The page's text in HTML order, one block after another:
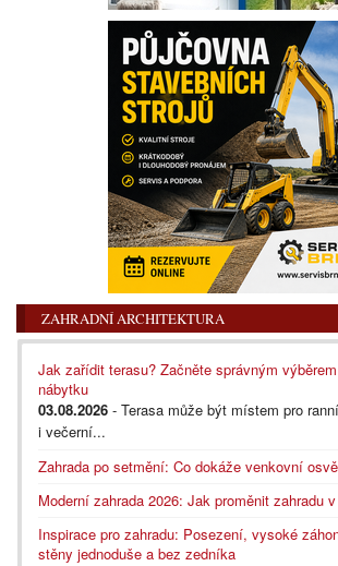
ZAHRADNÍ ARCHITEKTURA
Jak zařídit terasu? Začněte správným
nábytku
03.08.2026 - Terasa může být místem pro
i večerní...
Zahrada po setmění: Co dokáže venkovní
Moderní zahrada 2026: Jak proměnit zahradu
Inspirace pro zahradu: Posezení, vysoké
stěny jednoduše a bez zedníka